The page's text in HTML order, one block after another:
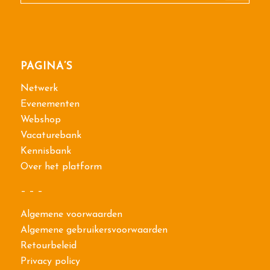
PAGINA’S
Netwerk
Evenementen
Webshop
Vacaturebank
Kennisbank
Over het platform
– – –
Algemene voorwaarden
Algemene gebruikersvoorwaarden
Retourbeleid
Privacy policy